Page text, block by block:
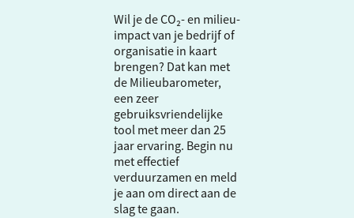
Wil je de CO₂- en milieu-
impact van je bedrijf of
organisatie in kaart
brengen? Dat kan met
de Milieubarometer,
een zeer
gebruiksvriendelijke
tool met meer dan 25
jaar ervaring. Begin nu
met effectief
verduurzamen en meld
je aan om direct aan de
slag te gaan.